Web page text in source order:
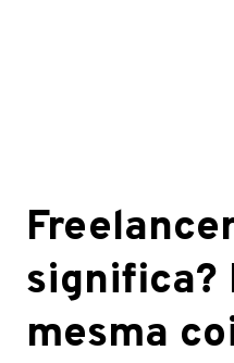
significa?
mesma